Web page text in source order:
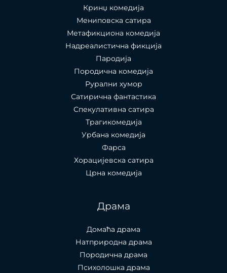
Кринџ комедија
Мениповска сатира
Метафикциона комедија
Надреалистична фикција
Пародија
Породична комедија
Рурални хумор
Сатирична фантастика
Спекулативна сатира
Трагикомедија
Урбана комедија
Фарса
Хорацијевска сатира
Црна комедија
Драма
Домаћа драма
Натприродна драма
Породична драма
Психолошка драма